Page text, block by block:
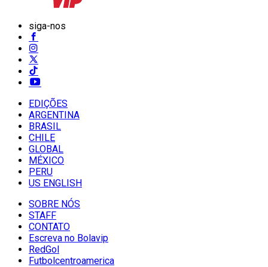
siga-nos
EDIÇÕES
ARGENTINA
BRASIL
CHILE
GLOBAL
MÉXICO
PERU
US ENGLISH
SOBRE NÓS
STAFF
CONTATO
Escreva no Bolavip
RedGol
Futbolcentroamerica